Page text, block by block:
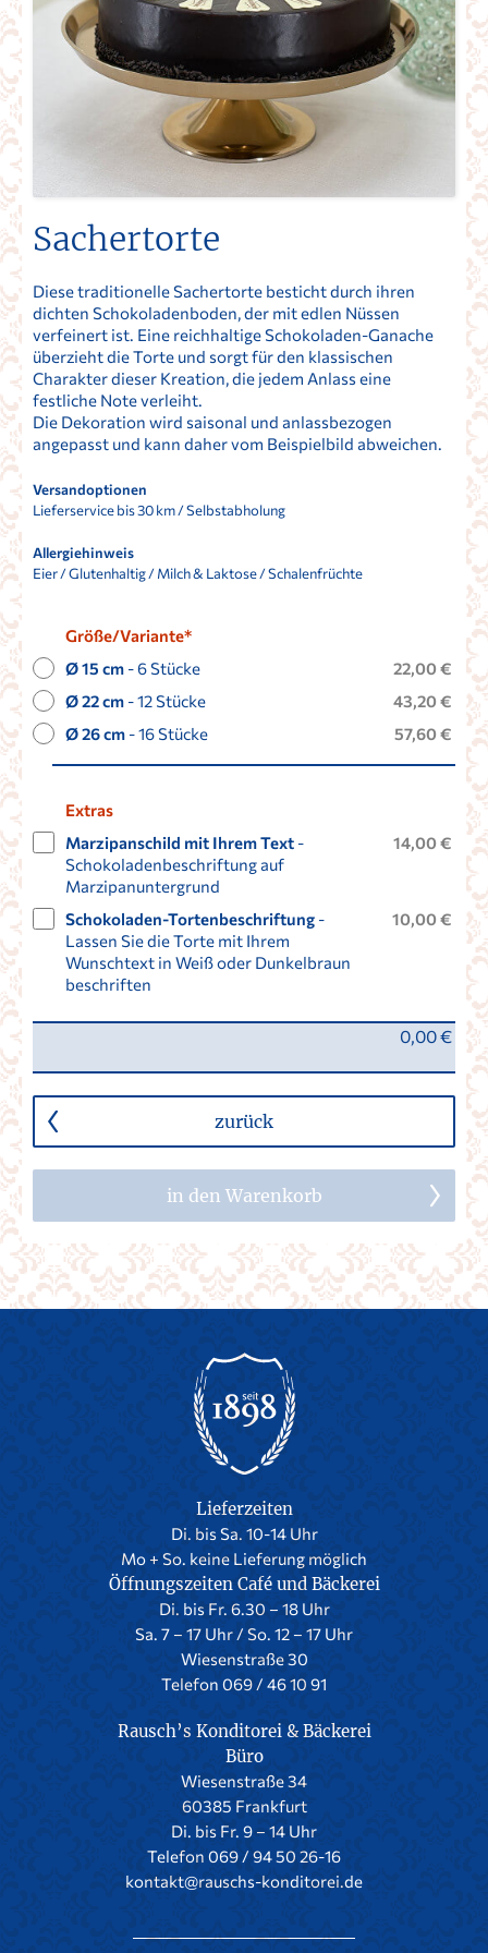
Sachertorte
Diese traditionelle Sachertorte besticht durch ihren
dichten Schokoladenboden, der mit edlen Nüssen
verfeinert ist. Eine reichhaltige Schokoladen-Ganache
überzieht die Torte und sorgt für den klassischen
Charakter dieser Kreation, die jedem Anlass eine
festliche Note verleiht.
Die Dekoration wird saisonal und anlassbezogen
angepasst und kann daher vom Beispielbild abweichen.
Versandoptionen
Lieferservice bis 30 km / Selbstabholung
Allergiehinweis
Eier / Glutenhaltig / Milch & Laktose / Schalenfrüchte
Größe/Variante*
Ø 15 cm - 6 Stücke
22,00 €
Ø 22 cm - 12 Stücke
43,20 €
Ø 26 cm - 16 Stücke 57,60 €
Extras
Marzipanschild mit Ihrem Text -
Schokoladenbeschriftung auf
Marzipanuntergrund
14,00 €
Schokoladen-Tortenbeschriftung -
Lassen Sie die Torte mit Ihrem
Wunschtext in Weiß oder Dunkelbraun
beschriften
10,00 €
0,00 €
zurück
in den Warenkorb
Lieferzeiten
Di. bis Sa. 10-14 Uhr
Mo + So. keine Lieferung möglich
Öffnungszeiten Café und Bäckerei
Di. bis Fr. 6.30 – 18 Uhr
Sa. 7 – 17 Uhr / So. 12 – 17 Uhr
Wiesenstraße 30
Telefon 069 / 46 10 91
Rausch’s Konditorei & Bäckerei
Büro
Wiesenstraße 34
60385 Frankfurt
Di. bis Fr. 9 – 14 Uhr
Telefon 069 / 94 50 26-16
kontakt@rauschs-konditorei.de